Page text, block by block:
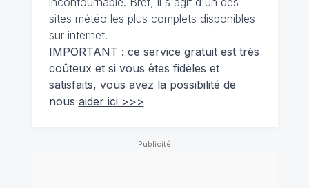
sites météo les plus complets disponibles
sur internet.
IMPORTANT : ce service gratuit est très
coûteux et si vous êtes fidèles et
satisfaits, vous avez la possibilité de
nous aider ici >>>